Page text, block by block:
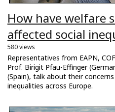
How have welfare
affected social
580 views
Representatives from EAPN,
Prof. Birigit Pfau-Effinger
(Spain), talk about their
inequalities across Europe.